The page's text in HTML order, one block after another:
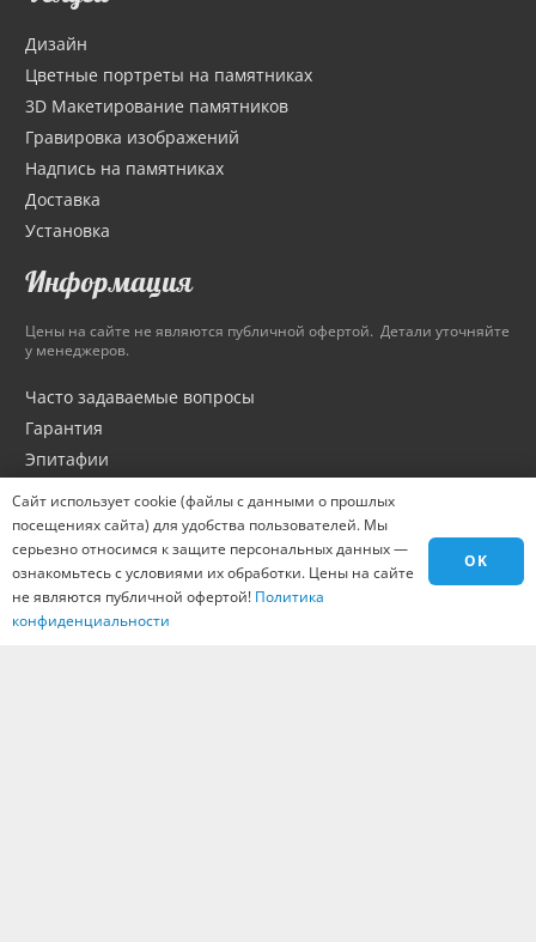
Дизайн
Цветные портреты на памятниках
3D Макетирование памятников
Гравировка изображений
Надпись на памятниках
Доставка
Установка
Информация
Цены на сайте не являются публичной офертой. Детали уточняйте
у менеджеров.
Часто задаваемые вопросы
Гарантия
Эпитафии
Оптовикам
Материалы
Города
Контакты
Сайт использует cookie (файлы с данными о прошлых
посещениях сайта) для удобства пользователей. Мы
серьезно относимся к защите персональных данных —
ознакомьтесь с условиями их обработки. Цены на сайте
не являются публичной офертой! Политика
конфиденциальности
OK